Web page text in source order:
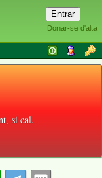
Donar-se d'alta
si cal.